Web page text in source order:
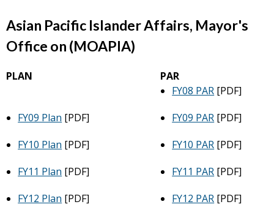
Asian Pacific Islander Affairs, Mayor's
Office on (MOAPIA)
PLAN
PAR
FY08 PAR [PDF]
FY09 Plan [PDF] FY09 PAR [PDF]
FY10 Plan [PDF] FY10 PAR [PDF]
FY11 Plan [PDF] FY11 PAR [PDF]
FY12 Plan [PDF] FY12 PAR [PDF]